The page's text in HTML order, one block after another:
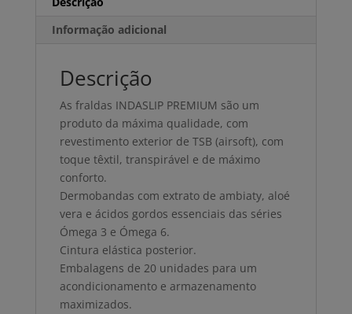
Informação adicional
Descrição
As fraldas INDASLIP PREMIUM são um
produto da máxima qualidade, com
revestimento exterior de TSB (airsoft), com
toque têxtil, transpirável e de máximo
conforto.
Dermobandas com extrato de ambiaty, aloé
vera e ácidos gordos essenciais das séries
Ómega 3 e Ómega 6.
Cintura elástica posterior.
Embalagens de 20 unidades para um
acondicionamento e armazenamento
maximizados.